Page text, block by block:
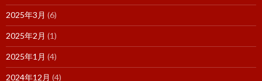
2025年3月 (6)
2025年2月 (1)
2025年1月 (4)
2024年12月 (4)